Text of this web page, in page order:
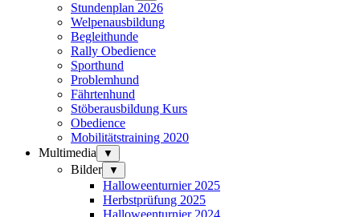
Stundenplan 2026
Welpenausbildung
Begleithunde
Rally Obedience
Sporthund
Problemhund
Fährtenhund
Stöberausbildung Kurs
Obedience
Mobilitätstraining 2020
Multimedia
▼
Bilder ▼
Halloweenturnier 2025
Herbstprüfung 2025